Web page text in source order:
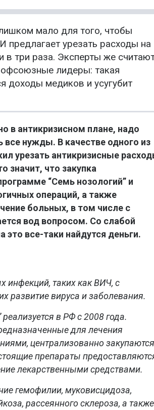
мало для того, чтобы
предлагает урезать расходы на
в три раза. Эксперты же
лидеры: такая
доходы медиков и усугубит
в антикризисном плане, надо
все нужды. В качестве одного из
урезать антикризисные
значит, что закупка
“Семь нозологий” и
операций, а также
больных, в том числе с
вод вопросом. Со слабой
это все-таки найдутся деньги.
инфекций, таких как ВИЧ, с
вируса и заболевания.
в РФ с 2008 года.
для лечения
централизованно закупаются
препараты
лекарственными средствами.
гемофилии, муковисцидоза,
рассеянного склероза, а также